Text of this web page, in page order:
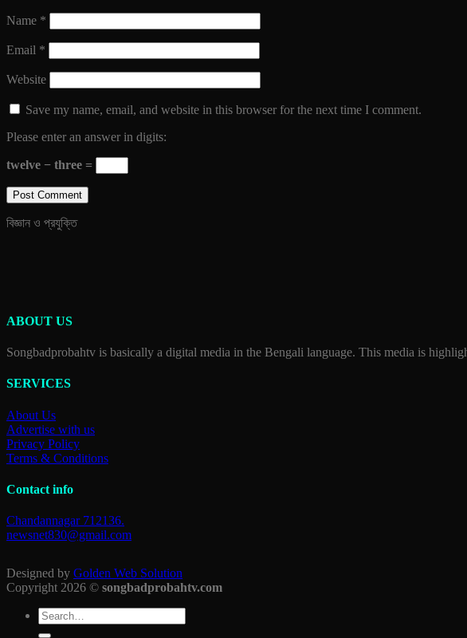
Name *
Email *
Website
Save my name, email, and website in this browser for the next time I comment.
Please enter an answer in digits:
twelve − three =
বিজ্ঞান ও প্রযুক্তি
ABOUT US
Songbadprobahtv is basically a digital media in the Bengali language. This media is
SERVICES
About Us
Advertise with us
Privacy Policy
Terms & Conditions
Contact info
Chandannagar 712136.
newsnet830@gmail.com
Designed by Golden Web Solution
Copyright 2026 © songbadprobahtv.com